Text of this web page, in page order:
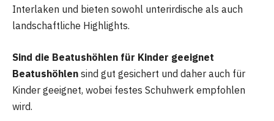
Interlaken und bieten sowohl unterirdische als auch
landschaftliche Highlights.
Sind die Beatushöhlen für Kinder geeignet
Beatushöhlen sind gut gesichert und daher auch für
Kinder geeignet, wobei festes Schuhwerk empfohlen
wird.